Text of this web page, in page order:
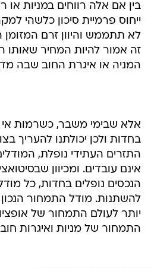
בין אם אלה רווחים במניות או
ייחוס פרמיית סיכון כלשהי
לא תתממש והיוון זרם המזומן
זה אמור להיות המחיר שאותו
המניה או איגרת החוב שבה
אלא שבימי משבר, כשרמות אי
בחדות ולכן יכולתנו להעריך
התזרים העתידי נופלת,
אינם עובדים. ומכיוון
הנכסים נופלים בחדות, כל
להשתנות. מודל התמחור
יותר לעולם התמחור של
התמחור של מניות ואיגרות